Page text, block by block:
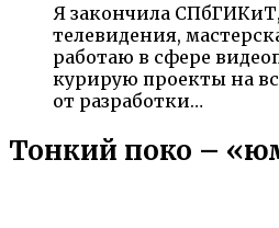
Я закончила
телевидения,
работаю в сфере
курирую проекты на
от разработки…
Тонкий поко –